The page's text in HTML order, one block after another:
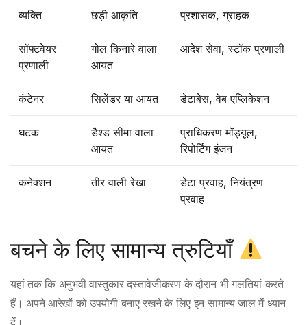
व्यक्ति छड़ी आकृति प्रशासक, ग्राहक
सॉफ्टवेयर
प्रणाली
गोल किनारे वाला
आयत
आदेश सेवा, स्टॉक प्रणाली
कंटेनर सिलेंडर या आयत डेटाबेस, वेब एप्लिकेशन
घटक
डैश्ड सीमा वाला
आयत
प्राधिकरण मॉड्यूल,
रिपोर्टिंग इंजन
कनेक्शन तीर वाली रेखा
डेटा प्रवाह, नियंत्रण
प्रवाह
बचने के लिए सामान्य त्रुटियाँ
यहां तक कि अनुभवी वास्तुकार दस्तावेजीकरण के दौरान भी गलतियां करते
हैं। अपने आरेखों को उपयोगी बनाए रखने के लिए इन सामान्य जाल में ध्यान